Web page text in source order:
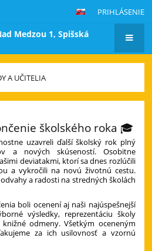
PRIHLÁSENIE
Medzou 1, Spišská
A UČITELIA
školského roka 🎓
uzavreli ďalší školský rok plný
a nových skúseností. Osobitne
deviatakmi, ktorí sa dnes rozlúčili
a vykročili na novú životnú cestu.
a radosti na stredných školách
boli ocenení aj naši najúspešnejší
výsledky, reprezentáciu školy
odmeny. Všetkým oceneným
za ich usilovnosť a vzornú